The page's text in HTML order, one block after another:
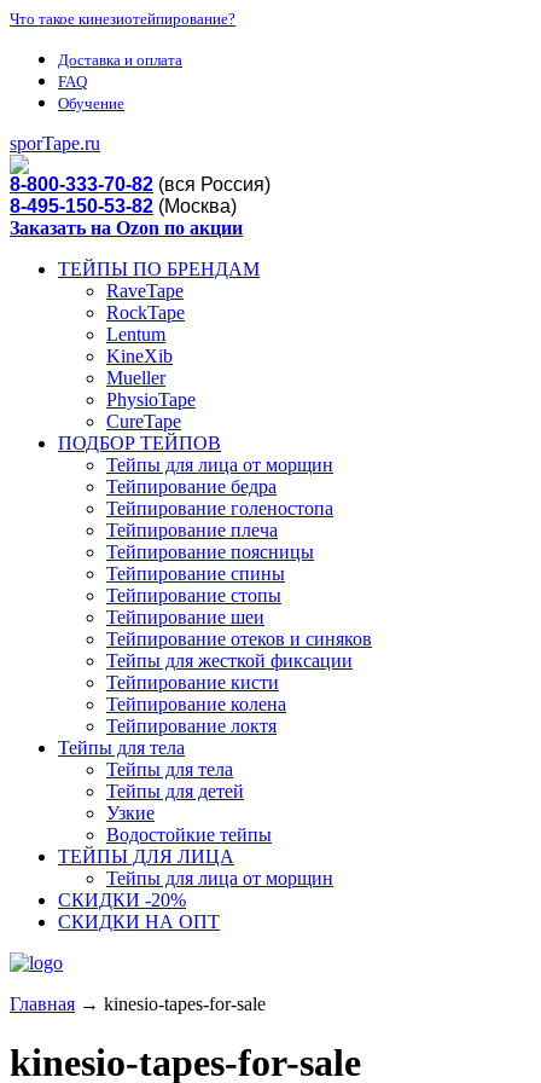
Что такое кинезиотейпирование?
Доставка и оплата
FAQ
Обучение
sporTape.ru
8-800-333-70-82 (вся Россия)
8-495-150-53-82 (Москва)
Заказать на Ozon по акции
ТЕЙПЫ ПО БРЕНДАМ
RaveTape
RockTape
Lentum
KineXib
Mueller
PhysioTape
CureTape
ПОДБОР ТЕЙПОВ
Тейпы для лица от морщин
Тейпирование бедра
Тейпирование голеностопа
Тейпирование плеча
Тейпирование поясницы
Тейпирование спины
Тейпирование стопы
Тейпирование шеи
Тейпирование отеков и синяков
Тейпы для жесткой фиксации
Тейпирование кисти
Тейпирование колена
Тейпирование локтя
Тейпы для тела
Тейпы для тела
Тейпы для детей
Узкие
Водостойкие тейпы
ТЕЙПЫ ДЛЯ ЛИЦА
Тейпы для лица от морщин
СКИДКИ -20%
СКИДКИ НА ОПТ
Главная → kinesio-tapes-for-sale
kinesio-tapes-for-sale